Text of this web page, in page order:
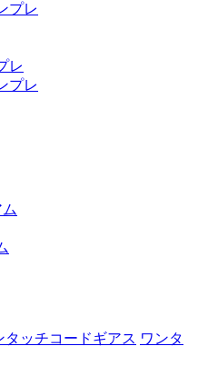
プレ
レ
プレ
タッチコードギアス ワンタ